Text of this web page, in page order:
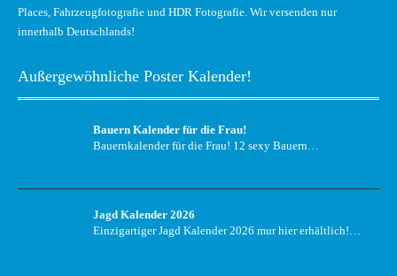
Places, Fahrzeugfotografie und HDR Fotografie. Wir versenden nur
innerhalb Deutschlands!
Außergewöhnliche Poster Kalender!
Bauern Kalender für die Frau!
Bauernkalender für die Frau! 12 sexy Bauern…
Jagd Kalender 2026
Einzigartiger Jagd Kalender 2026 mur hier erhältlich!…